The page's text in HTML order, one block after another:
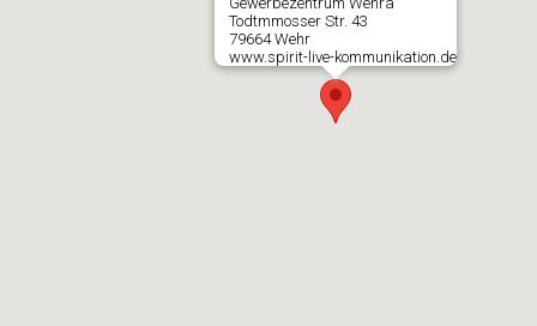
Todtmmosser Str. 43
79664 Wehr
www.spirit-live-kommunikation.de